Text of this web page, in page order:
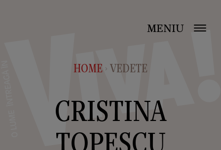
MENIU
HOME > VEDETE
CRISTINA
ȚOPESCU